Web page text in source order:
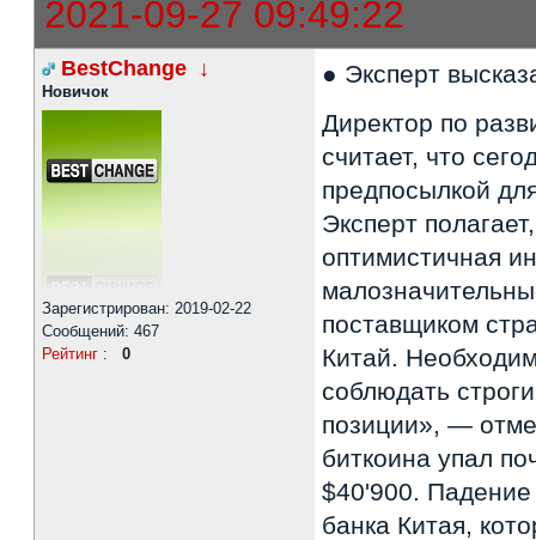
2021-09-27 09:49:22
BestChange ↓
Новичок
Зарегистрирован: 2019-02-22
Сообщений: 467
Рейтинг : 0
● Эксперт
Директор по
считает, что
предпосылкой
Эксперт
оптимистичная
поставщиком
Китай.
соблюдать
позиции», —
биткоина упал
$40'900.
банка Китая,